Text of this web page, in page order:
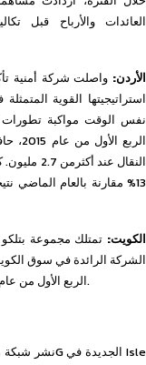
العائدات والأرباح قبل
الأردن: واصلت شركة أمنية
استراتيجيتها القوية
نفس الوقت مواكبة تطورات
النقال
13% مقارنة بالعام
الكويت:
الشركة الرائدة في سوق
الربع الأول من عام 2015 حافظت الشركة على حصتها وموقعها في السوق.